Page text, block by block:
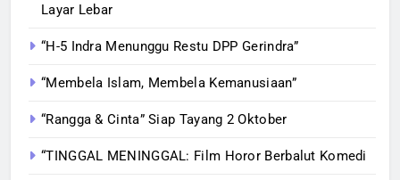
Layar Lebar
“H-5 Indra Menunggu Restu DPP Gerindra”
“Membela Islam, Membela Kemanusiaan”
“Rangga & Cinta” Siap Tayang 2 Oktober
“TINGGAL MENINGGAL: Film Horor Berbalut Komedi